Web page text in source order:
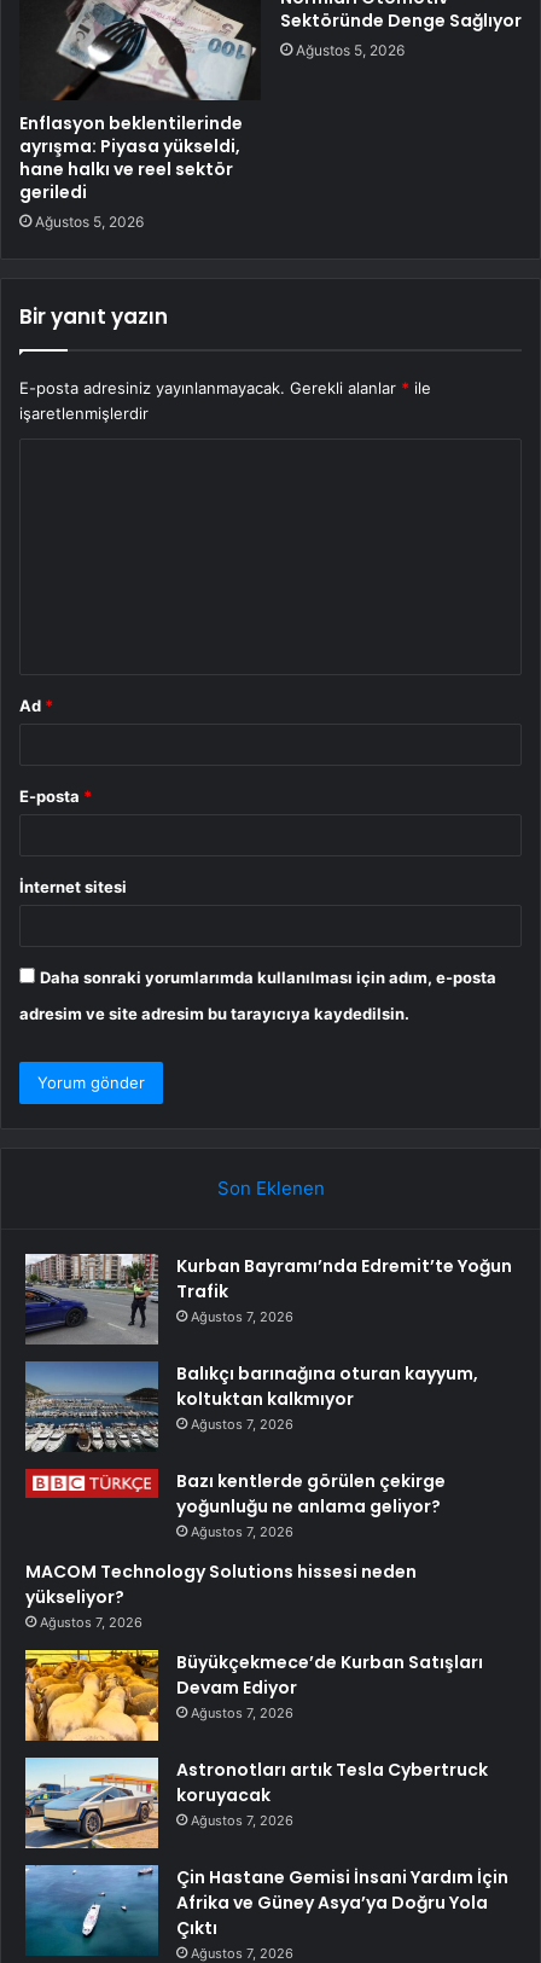
Enflasyon beklentilerinde
ayrışma: Piyasa yükseldi,
hane halkı ve reel sektör
geriledi
Ağustos 5, 2026
Sektöründe Denge Sağlıyor
Ağustos 5, 2026
Bir yanıt yazın
E-posta adresiniz yayınlanmayacak. Gerekli alanlar * ile
işaretlenmişlerdir
Ad *
E-posta *
İnternet sitesi
Daha sonraki yorumlarımda kullanılması için adım, e-posta
adresim ve site adresim bu tarayıcıya kaydedilsin.
Son Eklenen
Kurban Bayramı’nda Edremit’te Yoğun
Trafik
Ağustos 7, 2026
Balıkçı barınağına oturan kayyum,
koltuktan kalkmıyor
Ağustos 7, 2026
Bazı kentlerde görülen çekirge
yoğunluğu ne anlama geliyor?
Ağustos 7, 2026
MACOM Technology Solutions hissesi neden
yükseliyor?
Ağustos 7, 2026
Büyükçekmece’de Kurban Satışları
Devam Ediyor
Ağustos 7, 2026
Astronotları artık Tesla Cybertruck
koruyacak
Ağustos 7, 2026
Çin Hastane Gemisi İnsani Yardım İçin
Afrika ve Güney Asya’ya Doğru Yola
Çıktı
Ağustos 7, 2026